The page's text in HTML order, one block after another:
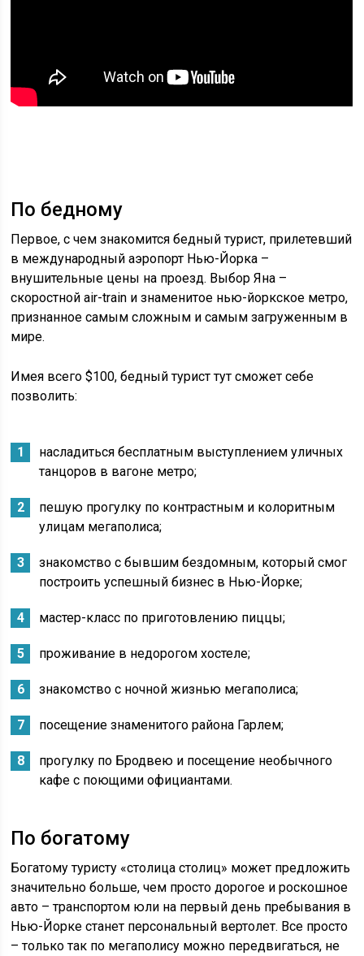
По бедному
Первое, с чем знакомится бедный турист, прилетевший
в международный аэропорт Нью-Йорка –
внушительные цены на проезд. Выбор Яна –
скоростной air-train и знаменитое нью-йоркское метро,
признанное самым сложным и самым загруженным в
мире.
Имея всего $100, бедный турист тут сможет себе
позволить:
насладиться бесплатным выступлением уличных
танцоров в вагоне метро;
пешую прогулку по контрастным и колоритным
улицам мегаполиса;
знакомство с бывшим бездомным, который смог
построить успешный бизнес в Нью-Йорке;
мастер-класс по приготовлению пиццы;
проживание в недорогом хостеле;
знакомство с ночной жизнью мегаполиса;
посещение знаменитого района Гарлем;
прогулку по Бродвею и посещение необычного
кафе с поющими официантами.
По богатому
Богатому туристу «столица столиц» может предложить
значительно больше, чем просто дорогое и роскошное
авто – транспортом юли на первый день пребывания в
Нью-Йорке станет персональный вертолет. Все просто
– только так по мегаполису можно передвигаться, не